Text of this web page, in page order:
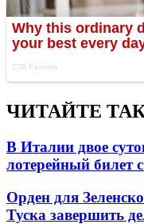
ЧИТАЙТЕ
В Италии двое
лотерейный билет
Орден для
Туска завершить